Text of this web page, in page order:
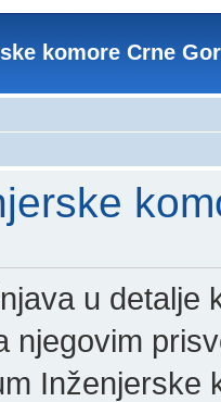
komore Crne
u detalje
njegovim